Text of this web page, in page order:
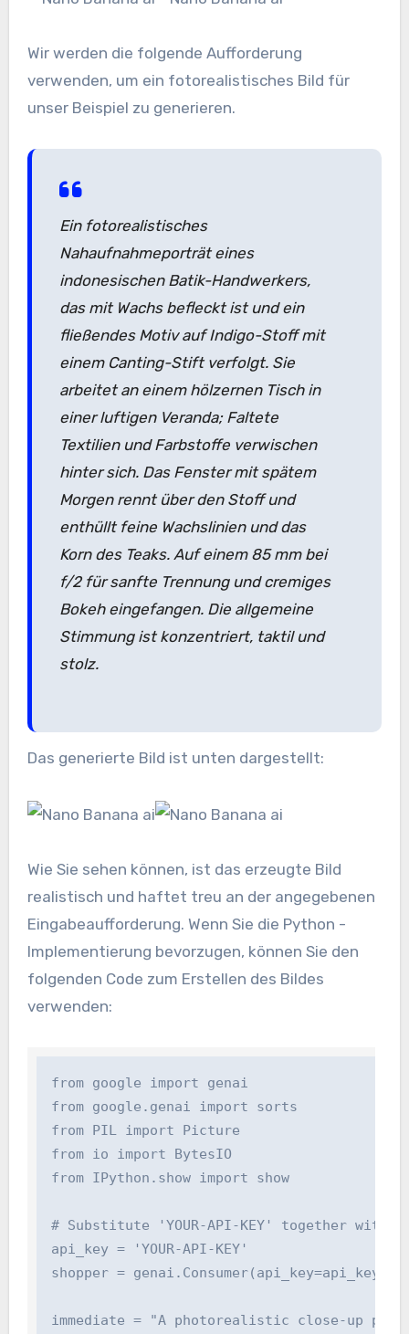
Wir werden die folgende Aufforderung
verwenden, um ein fotorealistisches Bild für
unser Beispiel zu generieren.
Ein fotorealistisches
Nahaufnahmeporträt eines
indonesischen Batik-Handwerkers,
das mit Wachs befleckt ist und ein
fließendes Motiv auf Indigo-Stoff mit
einem Canting-Stift verfolgt. Sie
arbeitet an einem hölzernen Tisch in
einer luftigen Veranda; Faltete
Textilien und Farbstoffe verwischen
hinter sich. Das Fenster mit spätem
Morgen rennt über den Stoff und
enthüllt feine Wachslinien und das
Korn des Teaks. Auf einem 85 mm bei
f/2 für sanfte Trennung und cremiges
Bokeh eingefangen. Die allgemeine
Stimmung ist konzentriert, taktil und
stolz.
Das generierte Bild ist unten dargestellt:
Wie Sie sehen können, ist das erzeugte Bild
realistisch und haftet treu an der angegebenen
Eingabeaufforderung. Wenn Sie die Python -
Implementierung bevorzugen, können Sie den
folgenden Code zum Erstellen des Bildes
verwenden:
from google import genai
from google.genai import sorts
from PIL import Picture
from io import BytesIO
from IPython.show import show
# Substitute 'YOUR-API-KEY' together with
api_key = 'YOUR-API-KEY'
shopper = genai.Consumer(api_key=api_key)
immediate = "A photorealistic close-up